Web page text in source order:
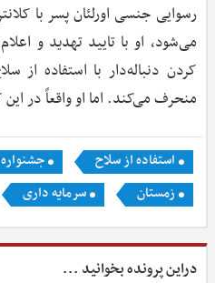
رسوایی جنسی اورلئان پسر با
می‌شود، او با تایید تهدید و
کردن دنباله‌دار با استفاده از
منحرف می‌کند. اما او واقعاً در
استفاده از سلاح
زمستان
سرمایه داری
دراین پرونده بخوانید ...